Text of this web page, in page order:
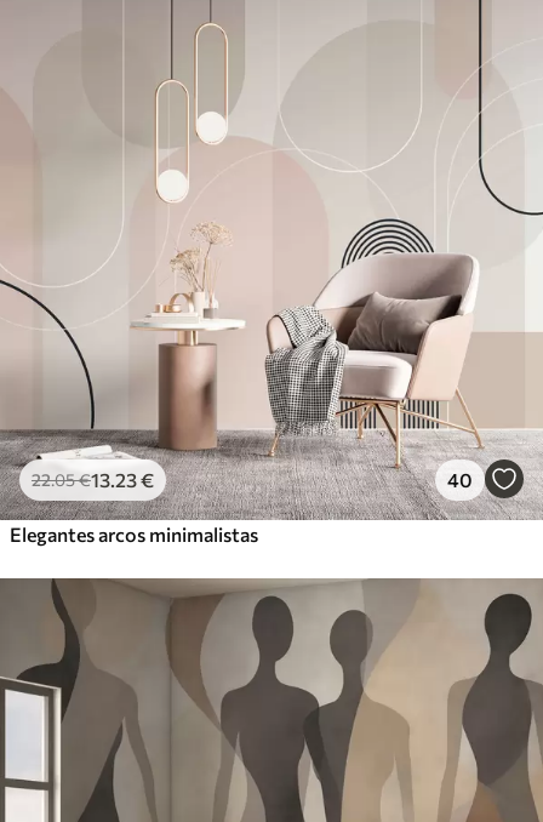
22.05€13 .23€ 40
Elegantes arcos minimalistas